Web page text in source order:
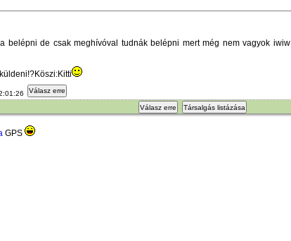
belépni de csak meghívóval tudnák belépni mert még nem vagyok iwiw
Válasz erre
Válasz erre Társalgás listázása
GPS